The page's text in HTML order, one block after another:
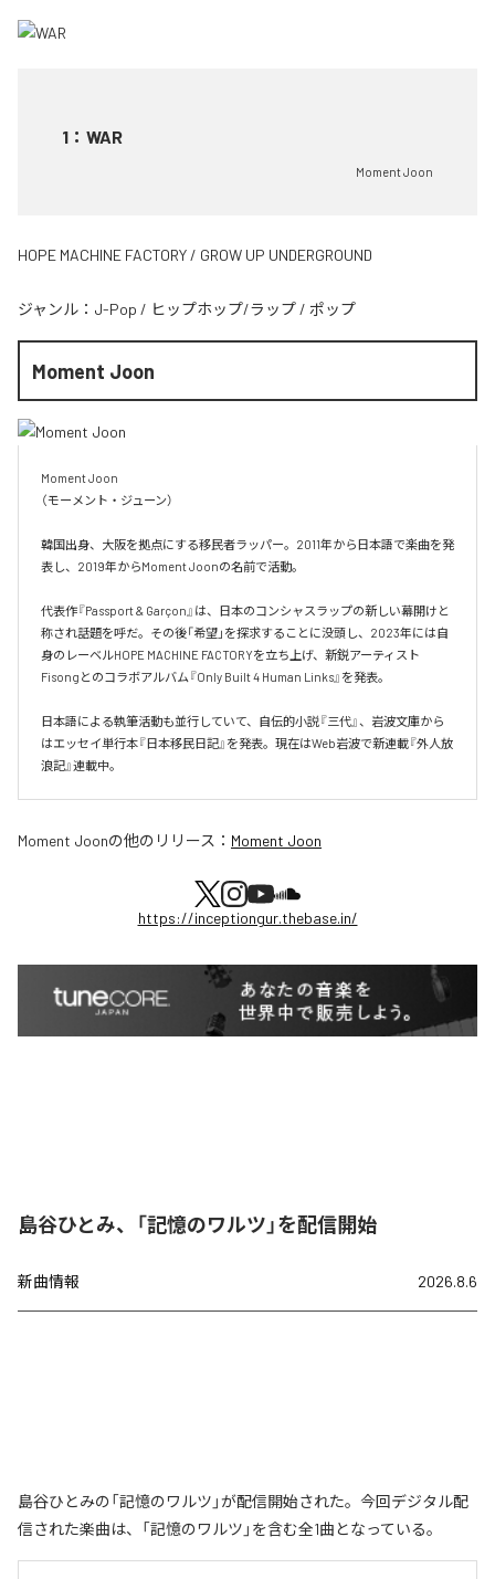
1 ： WAR
Moment Joon
HOPE MACHINE FACTORY / GROW UP UNDERGROUND
ジャンル： J-Pop / ヒップホップ/ラップ / ポップ
Moment Joon
Moment Joon
（モーメント・ジューン）
韓国出身、大阪を拠点にする移民者ラッパー。2011年から日本語で楽曲を発
表し、2019年からMoment Joonの名前で活動。
代表作『Passport & Garçon』は、日本のコンシャスラップの新しい幕開けと
称され話題を呼だ。その後「希望」を探求することに没頭し、2023年には自
身のレーベルHOPE MACHINE FACTORYを立ち上げ、新鋭アーティスト
Fisongとのコラボアルバム『Only Built 4 Human Links』を発表。
日本語による執筆活動も並行していて、自伝的小説『三代』、岩波文庫から
はエッセイ単行本『日本移民日記』を発表。現在はWeb岩波で新連載『外人放
浪記』連載中。
Moment Joonの他のリリース： Moment Joon
https://inceptiongur.thebase.in/
島谷ひとみ、「記憶のワルツ」を配信開始
新曲情報 2026.8.6
島谷ひとみの「記憶のワルツ」が配信開始された。今回デジタル配
信された楽曲は、「記憶のワルツ」を含む全1曲となっている。